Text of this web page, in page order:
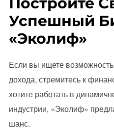
Успешный
«Эколиф»
Если вы ищете
дохода, стремитесь к
хотите работать в
индустрии, «Эколиф»
шанс.